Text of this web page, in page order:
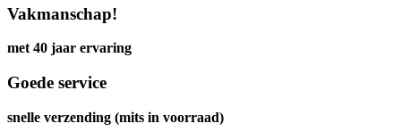
Vakmanschap!
met 40 jaar ervaring
Goede service
snelle verzending (mits in voorraad)